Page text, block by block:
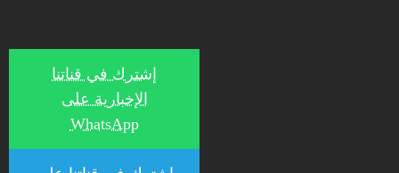
إشترك في قناتنا
الإخبارية على
WhatsApp